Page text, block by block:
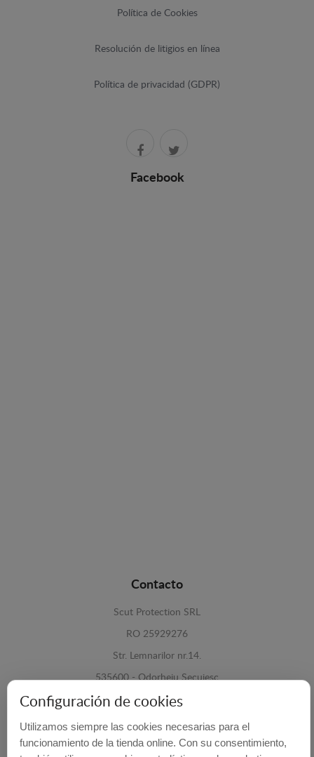
Política de Cookies
Resolución de litigios en línea
Política de privacidad (GDPR)
Facebook
Contacto
Scut Protection SRL
RO 25929276
Str. Lemnarilor nr.14.
535600 - Odorheiu Secuiesc
Harghita, Romania
E-mail: info@cubrecarter.com
Configuración de cookies
Utilizamos siempre las cookies necesarias para el
funcionamiento de la tienda online. Con su consentimiento,